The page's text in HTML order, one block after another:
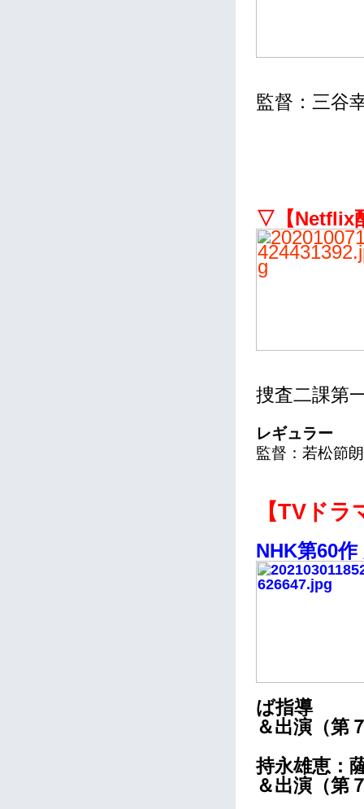
監督：三谷
▽【Netflix
捜査二課第
レギュラー
監督：若松節
【TVド
NHK第60
ば指導
＆出演（第
持永雄恵：
＆出演（第